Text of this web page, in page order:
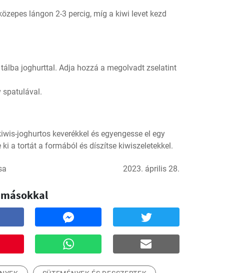
lángon 2-3 percig, míg a kiwi levet kezd
joghurttal. Adja hozzá a megolvadt zselatint
spatulával.
joghurtos keverékkel és egyengesse el egy
ki a tortát a formából és díszítse kiwiszeletekkel.
2023. április 28.
másokkal